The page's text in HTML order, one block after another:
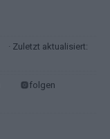
· Zuletzt aktualisiert:
folgen